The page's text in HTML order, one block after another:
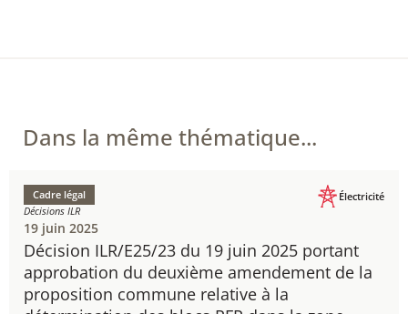
Dans la même thématique...
Décision ILR/E25/23 du 19 juin 2025 portant
approbation du deuxième amendement de la
proposition commune relative à la
Cadre légal
Décisions ILR
Électricité
19 juin 2025